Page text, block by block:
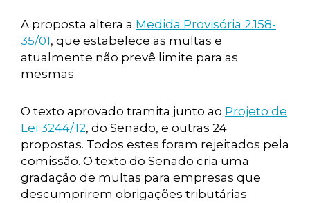
A proposta altera a Medida Provisória 2.158-
35/01, que estabelece as multas e
atualmente não prevê limite para as
mesmas
O texto aprovado tramita junto ao Projeto de
Lei 3244/12, do Senado, e outras 24
propostas. Todos estes foram rejeitados pela
comissão. O texto do Senado cria uma
gradação de multas para empresas que
descumprirem obrigações tributárias